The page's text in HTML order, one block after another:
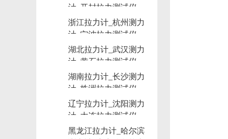
计_开封拉力测试仪
浙江拉力计_杭州测力
计_宁波拉力测试仪
湖北拉力计_武汉测力
计_黄石拉力测试仪
湖南拉力计_长沙测力
计_株洲拉力测试仪
辽宁拉力计_沈阳测力
计_大连拉力测试仪
黑龙江拉力计_哈尔滨